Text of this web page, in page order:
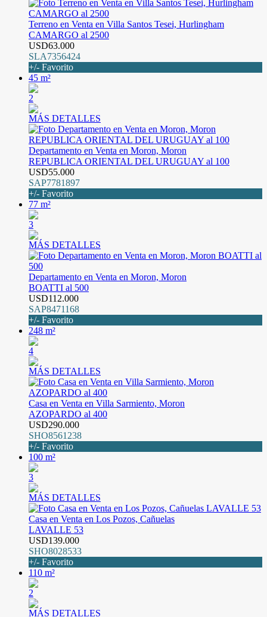
Terreno en Venta en Villa Santos Tesei, Hurlingham
CAMARGO al 2500
USD63.000
SLA7356424
+/- Favorito
45 m²
2
MÁS DETALLES
Departamento en Venta en Moron, Moron
REPUBLICA ORIENTAL DEL URUGUAY al 100
USD55.000
SAP7781897
+/- Favorito
77 m²
3
MÁS DETALLES
Departamento en Venta en Moron, Moron
BOATTI al 500
USD112.000
SAP8471168
+/- Favorito
248 m²
4
MÁS DETALLES
Casa en Venta en Villa Sarmiento, Moron
AZOPARDO al 400
USD290.000
SHO8561238
+/- Favorito
100 m²
3
MÁS DETALLES
Casa en Venta en Los Pozos, Cañuelas
LAVALLE 53
USD139.000
SHO8028533
+/- Favorito
110 m²
2
MÁS DETALLES